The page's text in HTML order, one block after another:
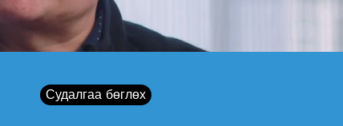
Судалгаа бөглөх